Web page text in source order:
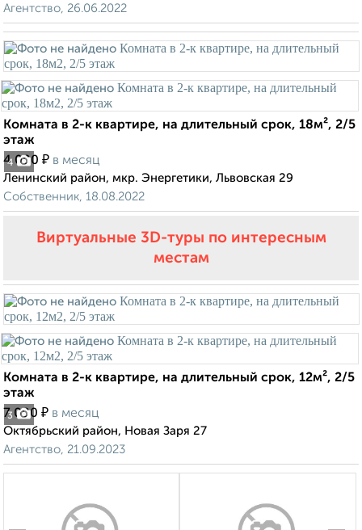
Агентство, 26.06.2022
4
Комната в 2-к квартире, на длительный срок, 18м², 2/5
этаж
4 000 ₽ в месяц
Ленинский район, мкр. Энергетики, Львовская 29
Собственник, 18.08.2022
Виртуальные 3D-туры по интересным
местам
3
Комната в 2-к квартире, на длительный срок, 12м², 2/5
этаж
7 000 ₽ в месяц
Октябрьский район, Новая Заря 27
Агентство, 21.09.2023